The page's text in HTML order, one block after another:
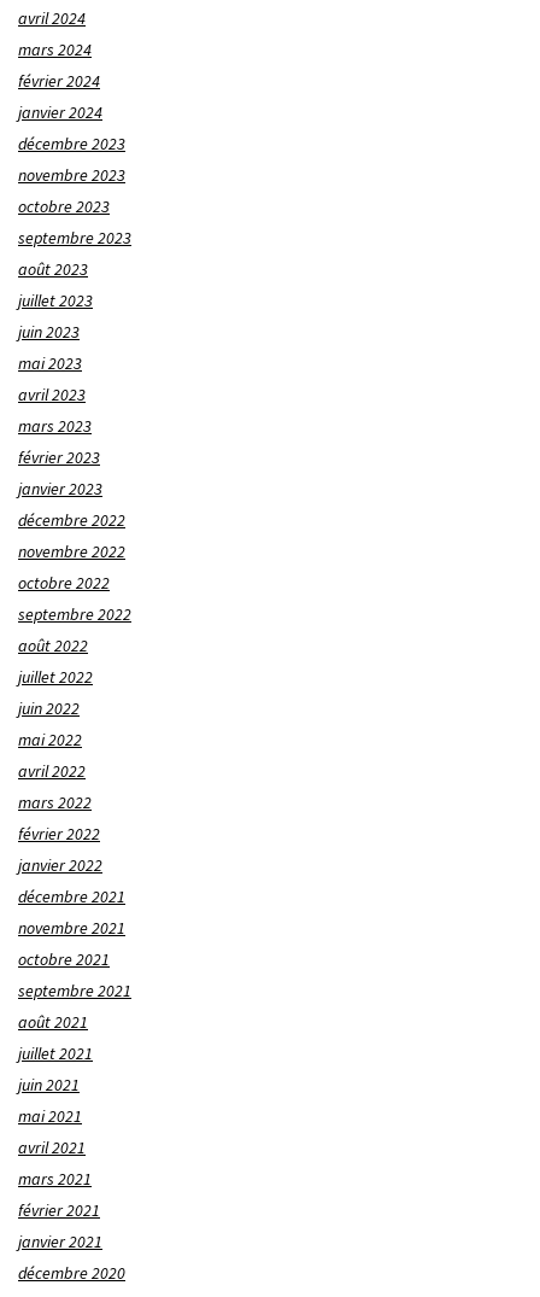
avril 2024
mars 2024
février 2024
janvier 2024
décembre 2023
novembre 2023
octobre 2023
septembre 2023
août 2023
juillet 2023
juin 2023
mai 2023
avril 2023
mars 2023
février 2023
janvier 2023
décembre 2022
novembre 2022
octobre 2022
septembre 2022
août 2022
juillet 2022
juin 2022
mai 2022
avril 2022
mars 2022
février 2022
janvier 2022
décembre 2021
novembre 2021
octobre 2021
septembre 2021
août 2021
juillet 2021
juin 2021
mai 2021
avril 2021
mars 2021
février 2021
janvier 2021
décembre 2020